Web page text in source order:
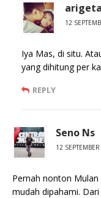
12
Iya Mas, di situ.
yang dihitung per
REPLY
Seno Ns
12
Pernah nonton
mudah dipahami.